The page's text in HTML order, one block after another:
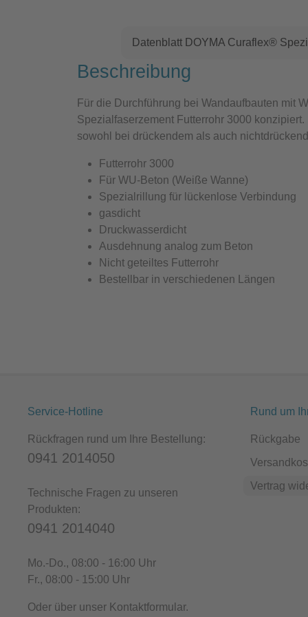
Datenblatt DOYMA Curaflex®
Beschreibung
Für die Durchführung bei Wandaufbauten mit
Spezialfaserzement Futterrohr 3000
sowohl bei drückendem als auch
Futterrohr 3000
Für WU-Beton (Weiße Wanne)
Spezialrillung für lückenlose Verbindung
gasdicht
Druckwasserdicht
Ausdehnung analog zum Beton
Nicht geteiltes Futterrohr
Bestellbar in verschiedenen Längen
Service-Hotline
Rückfragen rund um Ihre Bestellung:
0941 2014050
Technische Fragen zu unseren
Produkten:
0941 2014040
Mo.-Do., 08:00 - 16:00 Uhr
Fr., 08:00 - 15:00 Uhr
Oder über unser Kontaktformular.
Rund um
Rückgabe
Vertrag